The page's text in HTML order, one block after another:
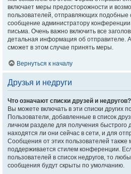
включает меры предосторожности и
пользователей, отправляющих подобные
сообщение администратору конференции
письма. Очень важно включить все
детальная информация об отправителе.
сможет в этом случае принять меры.
Вернуться к началу
Друзья и недруги
Что означают списки друзей и недругов?
Вы можете включать в эти списки других
Пользователи, добавленные в список
личном разделе для получения быстрого
находятся ли они сейчас в сети, и для
Сообщения от этих пользователей также
поддерживается стилем конференции.
пользователей в список недругов, то
сообщения будут скрыты по умолчанию.